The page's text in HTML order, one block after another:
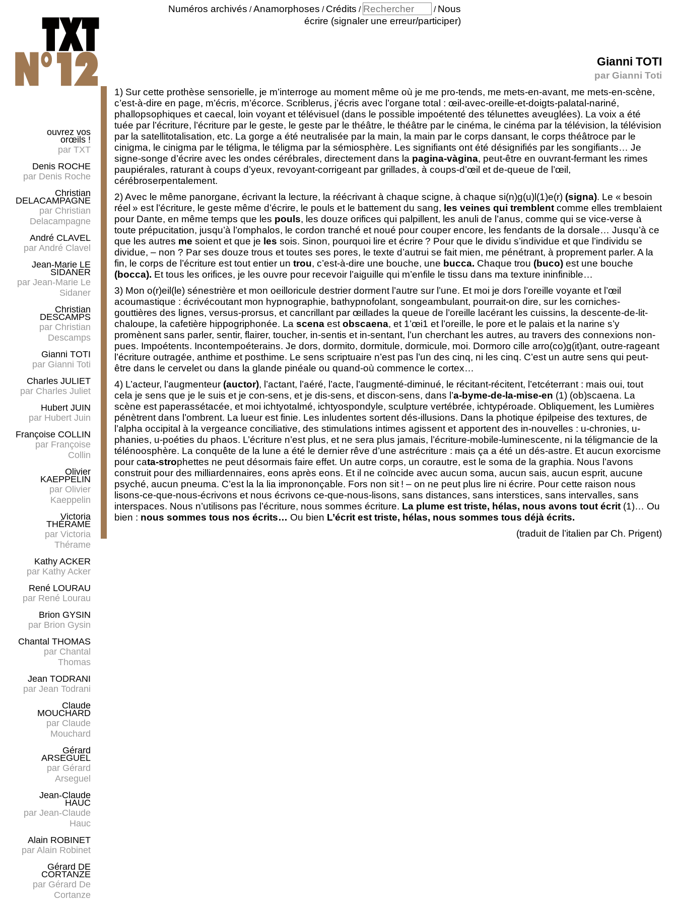
Gianni TOTI
par Gianni Toti
1) Sur cette prothèse sensorielle, je m’interroge au moment même où je me pro-tends, me mets-en-avant, me mets-en-scène,
c’est-à-dire en page, m’écris, m’écorce. Scriblerus, j’écris avec l’organe total : œil-avec-oreille-et-doigts-palatal-nariné,
phallopsophiques et caecal, loin voyant et télévisuel (dans le possible impoétenté des télunettes aveuglées). La voix a été
tuée par l’écriture, l’écriture par le geste, le geste par le théâtre, le théâtre par le cinéma, le cinéma par la télévision, la télévision
par la satellitotalisation, etc. La gorge a été neutralisée par la main, la main par le corps dansant, le corps théâtroce par le
cinigma, le cinigma par le téligma, le téligma par la sémiosphère. Les signifiants ont été désignifiés par les songifiants… Je
signe-songe d’écrire avec les ondes cérébrales, directement dans la pagina-vàgina, peut-être en ouvrant-fermant les rimes
paupiérales, raturant à coups d’yeux, revoyant-corrigeant par grillades, à coups-d’œil et de-queue de l’œil,
cérébroserpentalement.
2) Avec le même panorgane, écrivant la lecture, la réécrivant à chaque scigne, à chaque si(n)g(u)l(1)e(r) (signa). Le « besoin
réel » est l’écriture, le geste même d’écrire, le pouls et le battement du sang, les veines qui tremblent comme elles tremblaient
pour Dante, en même temps que les pouls, les douze orifices qui palpillent, les anuli de l’anus, comme qui se vice-verse à
toute prépucitation, jusqu’à l’omphalos, le cordon tranché et noué pour couper encore, les fendants de la dorsale… Jusqu’à ce
que les autres me soient et que je les sois. Sinon, pourquoi lire et écrire ? Pour que le dividu s’individue et que l’individu se
dividue, – non ? Par ses douze trous et toutes ses pores, le texte d’autrui se fait mien, me pénétrant, à proprement parler. A la
fin, le corps de l’écriture est tout entier un trou, c’est-à-dire une bouche, une bucca. Chaque trou (buco) est une bouche
(bocca). Et tous les orifices, je les ouvre pour recevoir l’aiguille qui m’enfile le tissu dans ma texture ininfinible…
3) Mon o(r)eil(le) sénestrière et mon oeilloricule destrier dorment l’autre sur l’une. Et moi je dors l’oreille voyante et l’œil
acoumastique : écrivécoutant mon hypnographie, bathypnofolant, songeambulant, pourrait-on dire, sur les corniches-
gouttières des lignes, versus-prorsus, et cancrillant par œillades la queue de l’oreille lacérant les cuissins, la descente-de-lit-
chaloupe, la cafetière hippogriphonée. La scena est obscaena, et 1’œi1 et l’oreille, le pore et le palais et la narine s’y
promènent sans parler, sentir, flairer, toucher, in-sentis et in-sentant, l’un cherchant les autres, au travers des connexions non-
pues. Impoétents. Incontempoéterains. Je dors, dormito, dormitule, dormicule, moi. Dormoro cille arro(co)g(it)ant, outre-rageant
l’écriture outragée, anthime et posthime. Le sens scriptuaire n’est pas l’un des cinq, ni les cinq. C’est un autre sens qui peut-
être dans le cervelet ou dans la glande pinéale ou quand-où commence le cortex…
4) L’acteur, l’augmenteur (auctor), l’actant, l’aéré, l’acte, l’augmenté-diminué, le récitant-récitent, l’etcéterrant : mais oui, tout
cela je sens que je le suis et je con-sens, et je dis-sens, et discon-sens, dans l’a-byme-de-la-mise-en (1) (ob)scaena. La
scène est paperassétacée, et moi ichtyotalmé, ichtyospondyle, sculpture vertébrée, ichtypéroade. Obliquement, les Lumières
pénètrent dans l’ombrent. La lueur est finie. Les inludentes sortent dés-illusions. Dans la photique épilpeise des textures, de
l’alpha occipital à la vergeance conciliative, des stimulations intimes agissent et apportent des in-nouvelles : u-chronies, u-
phanies, u-poéties du phaos. L’écriture n’est plus, et ne sera plus jamais, l’écriture-mobile-luminescente, ni la téligmancie de la
télénoosphère. La conquête de la lune a été le dernier rêve d’une astrécriture : mais ça a été un dés-astre. Et aucun exorcisme
pour cata-strophettes ne peut désormais faire effet. Un autre corps, un corautre, est le soma de la graphia. Nous l’avons
construit pour des milliardennaires, eons après eons. Et il ne coïncide avec aucun soma, aucun sais, aucun esprit, aucune
psyché, aucun pneuma. C’est la la lia imprononçable. Fors non sit ! – on ne peut plus lire ni écrire. Pour cette raison nous
lisons-ce-que-nous-écrivons et nous écrivons ce-que-nous-lisons, sans distances, sans interstices, sans intervalles, sans
interspaces. Nous n’utilisons pas l’écriture, nous sommes écriture. La plume est triste, hélas, nous avons tout écrit (1)… Ou
bien : nous sommes tous nos écrits… Ou bien L’écrit est triste, hélas, nous sommes tous déjà écrits.
(traduit de l’italien par Ch. Prigent)
ouvrez vos
orœils !
par TXT
Denis ROCHE
par Denis Roche
Christian
DELACAMPAGNE
par Christian
Delacampagne
André CLAVEL
par André Clavel
Jean-Marie LE
SIDANER
par Jean-Marie Le
Sidaner
Christian
DESCAMPS
par Christian
Descamps
Gianni TOTI
par Gianni Toti
Charles JULIET
par Charles Juliet
Hubert JUIN
par Hubert Juin
Françoise COLLIN
par Françoise
Collin
Olivier
KAEPPELIN
par Olivier
Kaeppelin
Victoria
THÉRAME
par Victoria
Thérame
Kathy ACKER
par Kathy Acker
René LOURAU
par René Lourau
Brion GYSIN
par Brion Gysin
Chantal THOMAS
par Chantal
Thomas
Jean TODRANI
par Jean Todrani
Claude
MOUCHARD
par Claude
Mouchard
Gérard
ARSEGUEL
par Gérard
Arseguel
Jean-Claude
HAUC
par Jean-Claude
Hauc
Alain ROBINET
par Alain Robinet
Gérard DE
CORTANZE
par Gérard De
Cortanze
Numéros archivés /Anamorphoses / Crédits / / Nous
écrire (signaler une erreur/participer)